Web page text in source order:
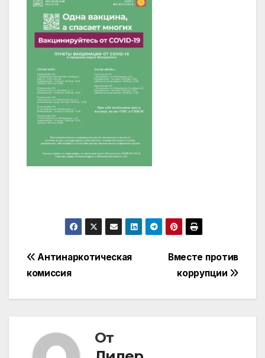
Навигация
Вместе против
коррупции
Антинаркотическая
комиссия
От